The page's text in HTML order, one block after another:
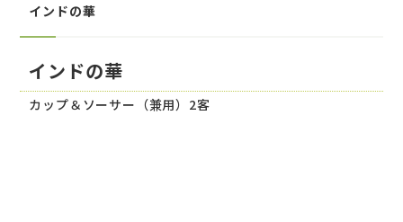
インドの華
インドの華
カップ＆ソーサー（兼用）2客